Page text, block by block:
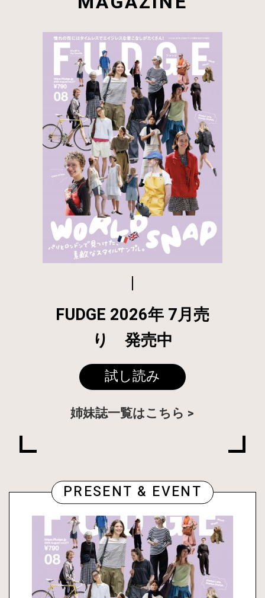
FUDGE 2026年 7月売
り 発売中
試し読み
姉妹誌一覧はこちら
PRESENT & EVENT